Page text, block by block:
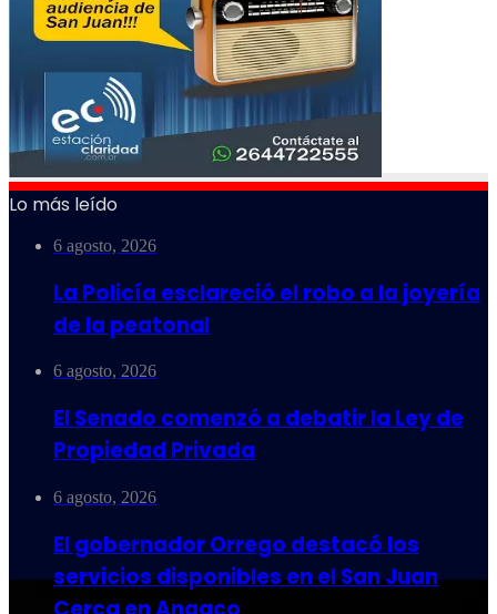
Lo más leído
6 agosto, 2026
La Policía esclareció el robo a la joyería
de la peatonal
6 agosto, 2026
El Senado comenzó a debatir la Ley de
Propiedad Privada
6 agosto, 2026
El gobernador Orrego destacó los
servicios disponibles en el San Juan